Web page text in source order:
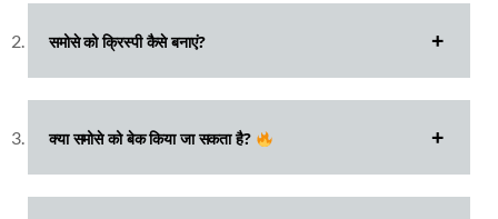
समोसे को क्रिस्पी कैसे बनाएं?
क्या समोसे को बेक किया जा सकता है?